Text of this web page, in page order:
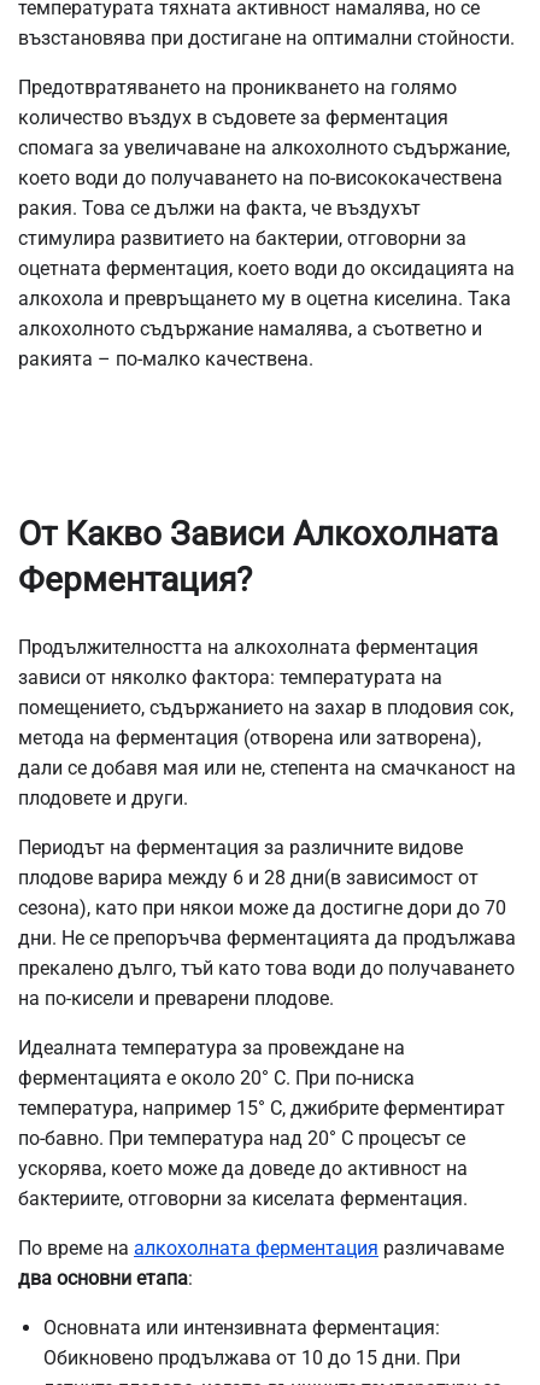
температурата тяхната активност намалява, но се
възстановява при достигане на оптимални стойности.
Предотвратяването на проникването на голямо
количество въздух в съдовете за ферментация
спомага за увеличаване на алкохолното съдържание,
което води до получаването на по-висококачествена
ракия. Това се дължи на факта, че въздухът
стимулира развитието на бактерии, отговорни за
оцетната ферментация, което води до оксидацията на
алкохола и превръщането му в оцетна киселина. Така
алкохолното съдържание намалява, а съответно и
ракията – по-малко качествена.
От Какво Зависи Алкохолната
Ферментация?
Продължителността на алкохолната ферментация
зависи от няколко фактора: температурата на
помещението, съдържанието на захар в плодовия сок,
метода на ферментация (отворена или затворена),
дали се добавя мая или не, степента на смачканост на
плодовете и други.
Периодът на ферментация за различните видове
плодове варира между 6 и 28 дни(в зависимост от
сезона), като при някои може да достигне дори до 70
дни. Не се препоръчва ферментацията да продължава
прекалено дълго, тъй като това води до получаването
на по-кисели и преварени плодове.
Идеалната температура за провеждане на
ферментацията е около 20° C. При по-ниска
температура, например 15° C, джибрите ферментират
по-бавно. При температура над 20° C процесът се
ускорява, което може да доведе до активност на
бактериите, отговорни за киселата ферментация.
По време на алкохолната ферментация различаваме
два основни етапа:
Основната или интензивната ферментация:
Обикновено продължава от 10 до 15 дни. При